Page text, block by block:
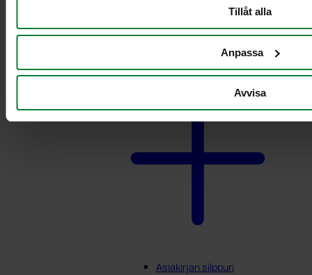
Tillåt alla
Anpassa
Avvisa
Säkinpidike Mini
FZB
Lisävarusteet jätekäsittely sisätiloissa
Asiakirjan silppuri